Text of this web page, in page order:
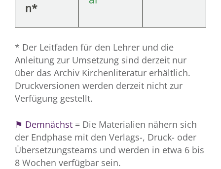
n*
* Der Leitfaden für den Lehrer und die
Anleitung zur Umsetzung sind derzeit nur
über das Archiv Kirchenliteratur erhältlich.
Druckversionen werden derzeit nicht zur
Verfügung gestellt.
⚑ Demnächst = Die Materialien nähern sich
der Endphase mit den Verlags-, Druck- oder
Übersetzungsteams und werden in etwa 6 bis
8 Wochen verfügbar sein.